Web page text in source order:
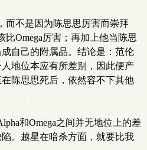
而不是因为陈思思厉害而崇拜
比Omega厉害；再加上他当陈思
自己的附属品。结论是：范伦
地位本应有所差别，因此便产
陈思思死后，依然容不下其他
和Omega之间并无地位上的差
。越星在暗杀方面，就要比我